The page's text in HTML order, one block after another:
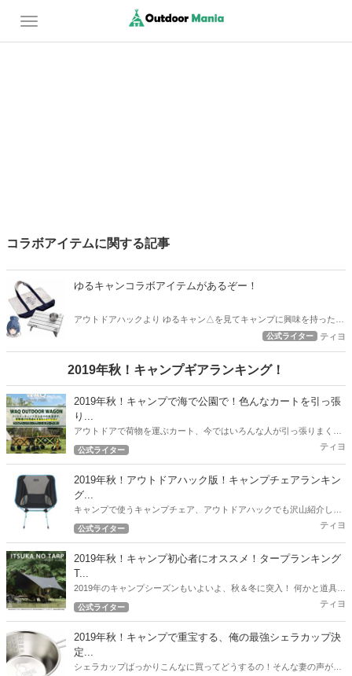
コラボアイテムに関する記事
ゆるキャンコラボアイテムがあるぞー！
アウトドアハックより ゆるキャン△を見てキャンプに興味を持った、
キャンプを始めた。 そんな方もおられるのではないでしょうか？ 今
公式ライター ティヨ
2019年秋！キャンプギアランキング！
2019年秋！キャンプで海で公園で！色んなカートを引っ張
り...
アウトドアで荷物を運ぶカート、今ではいろんな人が引っ張りまくっ
てますね。 ファミキャンスタイルの筆者もこれまで、様々なカートを
カート情報をお届けします！
公式ライター ティヨ
2019年秋！アウトドアハック版！キャンプチェアランキン
グ...
キャンプで使うキャンプチェア、アウトドアハックでも沢山紹介して
いますが、ここで2019年秋！最新版の人気チェアランキングを紹介し
公式ライター ティヨ
2019年秋！キャンプ初心者にオススメ！タープランキング
T...
2019年のキャンプシーズンもいよいよ、秋＆冬に突入！ 何かと道具が
必要なキャンプ！できるだけ予算を押さえて一通りのギアを用意した
公式ライター ティヨ
2019年秋！キャンプで重宝する、俺の最強シェラカップ決
定...
シェラカップばっかりこんなに買ってどうするの！そんな妻の声が聞